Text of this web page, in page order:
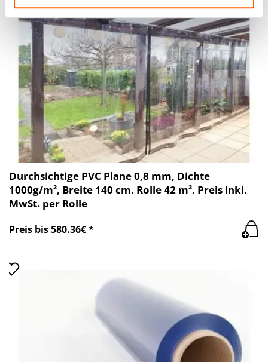
haben oder die sie im Rahmen Ihrer Nutzung der Dienste
gesammelt haben.
Durchsichtige PVC Plane 0,8 mm, Dichte
1000g/m², Breite 140 cm. Rolle 42 m². Preis inkl.
MwSt. per Rolle
Preis bis 580.36€ *